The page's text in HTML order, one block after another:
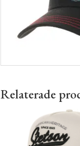
Relaterade